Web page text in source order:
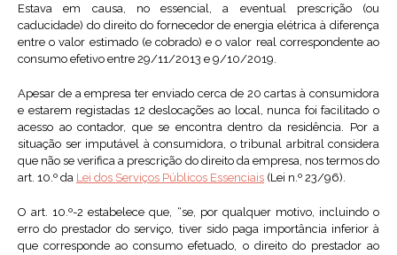
Estava em causa, no essencial, a eventual prescrição (ou
caducidade) do direito do fornecedor de energia elétrica à diferença
entre o valor estimado (e cobrado) e o valor real correspondente ao
consumo efetivo entre 29/11/2013 e 9/10/2019.
Apesar de a empresa ter enviado cerca de 20 cartas à consumidora
e estarem registadas 12 deslocações ao local, nunca foi facilitado o
acesso ao contador, que se encontra dentro da residência. Por a
situação ser imputável à consumidora, o tribunal arbitral considera
que não se verifica a prescrição do direito da empresa, nos termos do
art. 10.º da Lei dos Serviços Públicos Essenciais (Lei n.º 23/96).
O art. 10.º-2 estabelece que, “se, por qualquer motivo, incluindo o
erro do prestador do serviço, tiver sido paga importância inferior à
que corresponde ao consumo efetuado, o direito do prestador ao